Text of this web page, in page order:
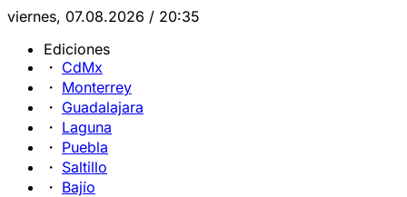
viernes, 07.08.2026 / 20:35
Ediciones
CdMx
Monterrey
Guadalajara
Laguna
Puebla
Saltillo
Bajío